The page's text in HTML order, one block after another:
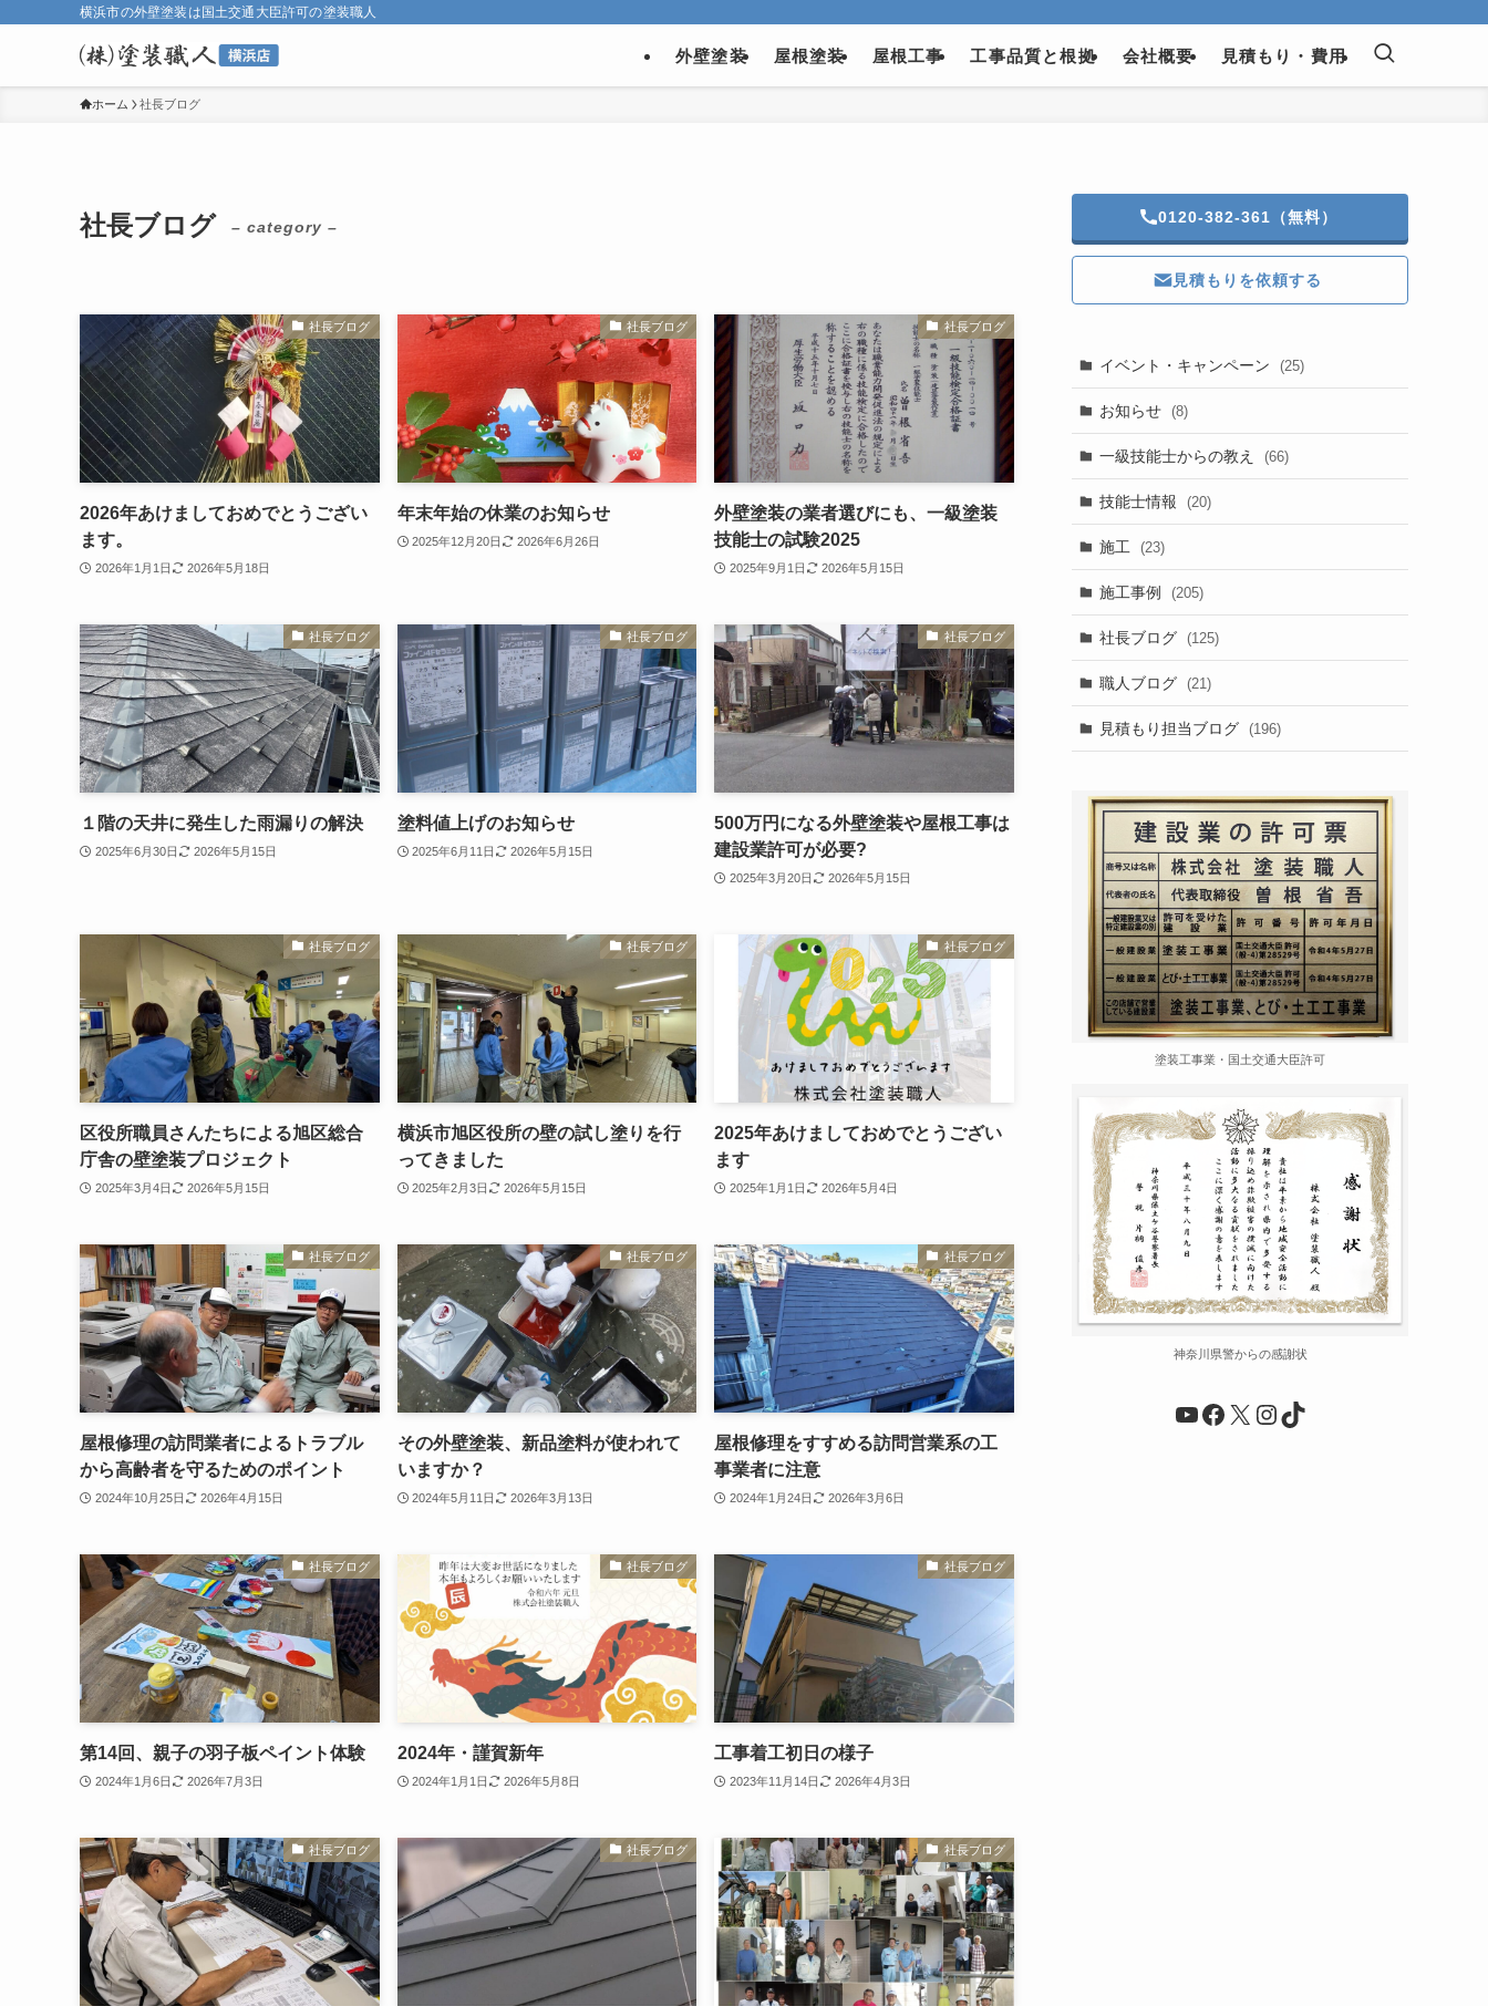
横浜市の外壁塗装は国土交通大臣許可の塗装職人
外壁塗装 屋根塗装 屋根工事 工事品質と根拠 会社概要 見積もり・費用
ホーム 社長ブログ
社長ブログ – category –
社長ブログ
2026年あけましておめでとうござい
ます。
2026年1月1日 2026年5月18日
社長ブログ
年末年始の休業のお知らせ
2025年12月20日 2026年6月26日
社長ブログ
外壁塗装の業者選びにも、一級塗装
技能士の試験2025
2025年9月1日 2026年5月15日
社長ブログ
１階の天井に発生した雨漏りの解決
2025年6月30日 2026年5月15日
社長ブログ
塗料値上げのお知らせ
2025年6月11日 2026年5月15日
社長ブログ
500万円になる外壁塗装や屋根工事は
建設業許可が必要?
2025年3月20日 2026年5月15日
社長ブログ
区役所職員さんたちによる旭区総合
庁舎の壁塗装プロジェクト
2025年3月4日 2026年5月15日
社長ブログ
横浜市旭区役所の壁の試し塗りを行
ってきました
2025年2月3日 2026年5月15日
社長ブログ
2025年あけましておめでとうござい
ます
2025年1月1日 2026年5月4日
社長ブログ
屋根修理の訪問業者によるトラブル
から高齢者を守るためのポイント
2024年10月25日 2026年4月15日
社長ブログ
その外壁塗装、新品塗料が使われて
いますか？
2024年5月11日 2026年3月13日
社長ブログ
屋根修理をすすめる訪問営業系の工
事業者に注意
2024年1月24日 2026年3月6日
社長ブログ
第14回、親子の羽子板ペイント体験
2024年1月6日 2026年7月3日
社長ブログ
2024年・謹賀新年
2024年1月1日 2026年5月8日
社長ブログ
工事着工初日の様子
2023年11月14日 2026年4月3日
社長ブログ 社長ブログ 社長ブログ
0120-382-361（無料）
見積もりを依頼する
イベント・キャンペーン (25)
お知らせ (8)
一級技能士からの教え (66)
技能士情報 (20)
施工 (23)
施工事例 (205)
社長ブログ (125)
職人ブログ (21)
見積もり担当ブログ (196)
塗装工事業・国土交通大臣許可
神奈川県警からの感謝状
YouTube
Facebook
X Instagram
TikTok